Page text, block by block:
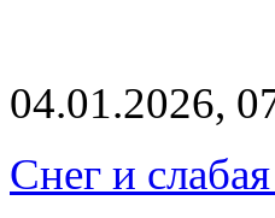
04.01.2026,
Снег и